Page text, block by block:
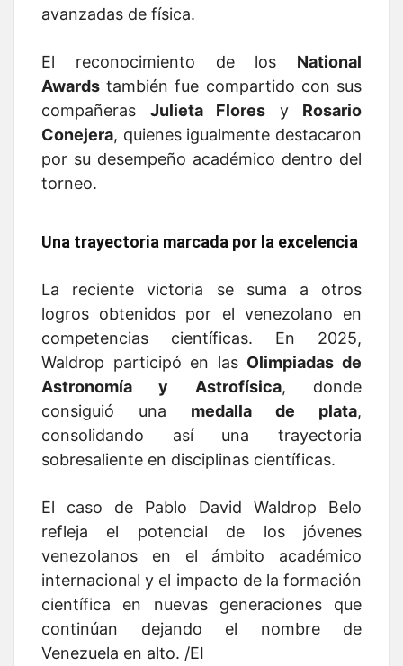
avanzadas de física.
El reconocimiento de los
National
Awards también fue compartido con sus
compañeras
Julieta Flores y
Rosario
Conejera, quienes igualmente destacaron
por su desempeño académico dentro del
torneo.
Una trayectoria marcada por la excelencia
La reciente victoria se suma a otros
logros obtenidos por el venezolano en
competencias científicas. En 2025,
Waldrop participó en las Olimpiadas de
Astronomía y Astrofísica, donde
consiguió una
medalla de plata,
consolidando así una trayectoria
sobresaliente en disciplinas científicas.
El caso de Pablo David Waldrop Belo
refleja el potencial de los jóvenes
venezolanos en el ámbito académico
internacional y el impacto de la formación
científica en nuevas generaciones que
continúan dejando el nombre de
Venezuela en alto. /EI